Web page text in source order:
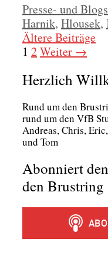
Kategorien
Presse- und
Harnik, Hlousek,
Ältere Beiträge
Seite
1 Seite
2Weiter →
Herzlich
Rund um den
rund um den VfB
Andre­as, Chris,
und Tom
Abonniert
den Brustring